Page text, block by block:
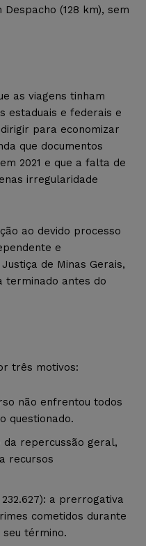
(128 km), sem
as viagens tinham
estaduais e federais e
para economizar
que documentos
2021 e que a falta de
irregularidade
ao devido processo
e
de Minas Gerais,
terminado antes do
três motivos:
não enfrentou todos
questionado.
da repercussão geral,
recursos
a prerrogativa
cometidos durante
término.